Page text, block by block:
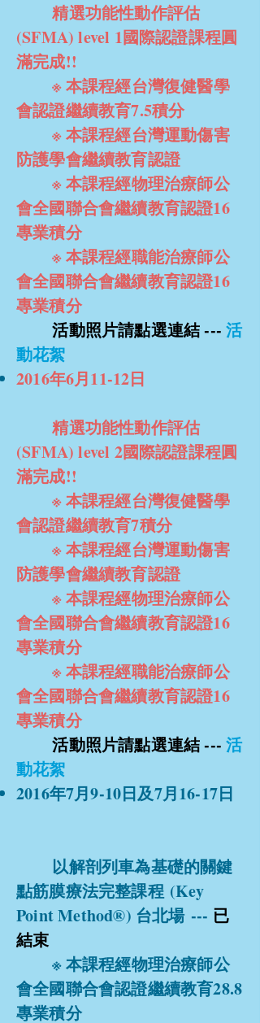
精選功能性動作評估
(SFMA) level 1國際認證課程圓
滿完成!!
※ 本課程經台灣復健醫學
會認證繼續教育7.5積分
※ 本課程經台灣運動傷害
防護學會繼續教育認證
※ 本課程經物理治療師公
會全國聯合會繼續教育認證16
專業積分
※ 本課程經職能治療師公
會全國聯合會繼續教育認證16
專業積分
​活動照片請點選連結 --- 活
動花絮
2016年6月11-12日
精選功能性動作評估
(SFMA) level 2國際認證課程圓
滿完成!!
※ 本課程經台灣復健醫學
會認證繼續教育7積分
※ 本課程經台灣運動傷害
防護學會繼續教育認證
※ 本課程經物理治療師公
會全國聯合會繼續教育認證16
專業積分
※ 本課程經職能治療師公
會全國聯合會繼續教育認證16
專業積分
活動照片請點選連結 --- 活
動花絮
2016年7月9-10日及7月16-17日
以解剖列車為基礎的關鍵
點筋膜療法完整課程 (Key
Point Method®) 台北場 --- 已
結束
※ 本課程經物理治療師公
會全國聯合會認證繼續教育28.8
專業積分